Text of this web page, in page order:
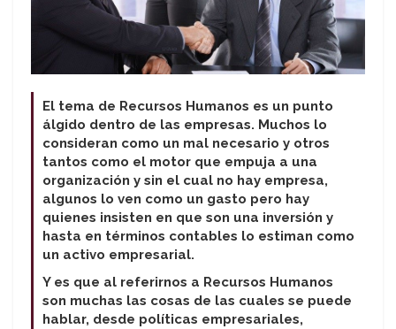
El tema de Recursos Humanos es un punto
álgido dentro de las empresas. Muchos lo
consideran como un mal necesario y otros
tantos como el motor que empuja a una
organización y sin el cual no hay empresa,
algunos lo ven como un gasto pero hay
quienes insisten en que son una inversión y
hasta en términos contables lo estiman como
un activo empresarial.
Y es que al referirnos a Recursos Humanos
son muchas las cosas de las cuales se puede
hablar, desde políticas empresariales,